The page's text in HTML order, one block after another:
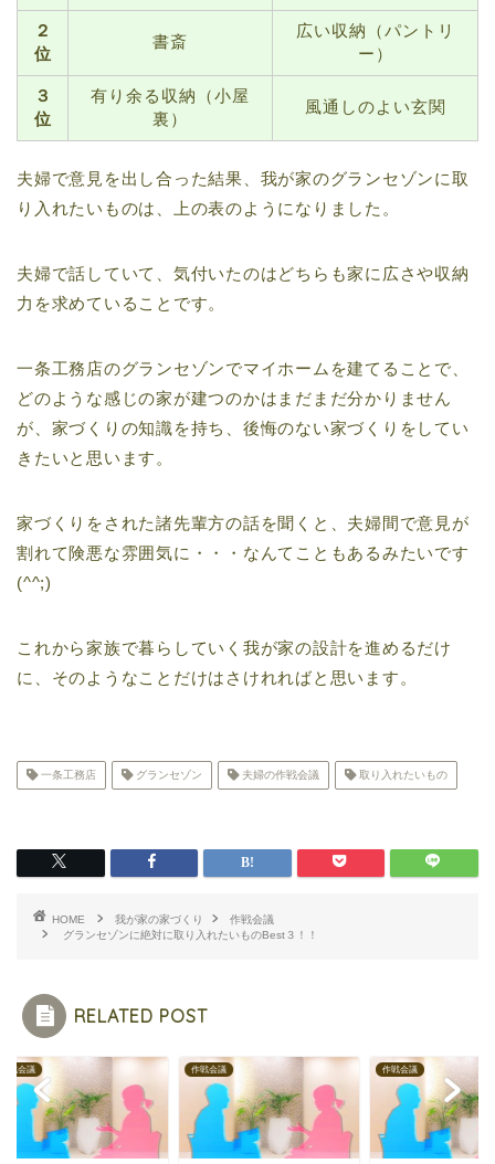
２
位
書斎
広い収納（パントリ
ー）
３
位
有り余る収納（小屋
裏）
風通しのよい玄関
夫婦で意見を出し合った結果、我が家のグランセゾンに取
り入れたいものは、上の表のようになりました。
夫婦で話していて、気付いたのはどちらも家に広さや収納
力を求めていることです。
一条工務店のグランセゾンでマイホームを建てることで、
どのような感じの家が建つのかはまだまだ分かりません
が、家づくりの知識を持ち、後悔のない家づくりをしてい
きたいと思います。
家づくりをされた諸先輩方の話を聞くと、夫婦間で意見が
割れて険悪な雰囲気に・・・なんてこともあるみたいです
(^^;)
これから家族で暮らしていく我が家の設計を進めるだけ
に、そのようなことだけはさけれればと思います。
一条工務店 グランセゾン 夫婦の作戦会議 取り入れたいもの
HOME 我が家の家づくり
作戦会議
グランセゾンに絶対に取り入れたいものBest３！！
RELATED POST
作戦会議 作戦会議